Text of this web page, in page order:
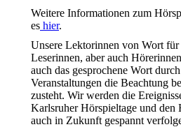
Weitere Informationen zum
es hier.
Unsere Lektorinnen von Wort für
Leserinnen, aber auch
auch das gesprochene Wort
Veranstaltungen die Beachtung
zusteht. Wir werden die
Karlsruher Hörspieltage und den
auch in Zukunft gespannt